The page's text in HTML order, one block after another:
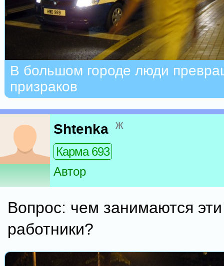
В большом городе люди
призраков
Shtenka ж
Карма 693
Автор
Вопрос: чем занимаются
работники?